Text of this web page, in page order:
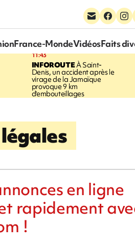
France-MondeVidéosFaits
11:43
INFOROUTEÀ Saint-
Denis, un accident après le
virage de la Jamaïque
provoque 9 km
d'embouteillages
en ligne
rapidement
!